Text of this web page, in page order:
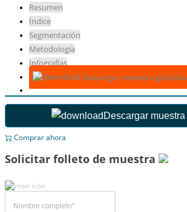
Resumen
Índice
Segmentación
Metodología
Infografías
Descargar muestra gratuita
Descargar
Comprar ahora
Solicitar folleto de muestra